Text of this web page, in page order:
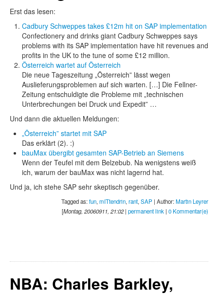
Erst das lesen:
Cadbury Schweppes takes £12m hit on SAP implementation
Confectionery and drinks giant Cadbury Schweppes says
problems with its SAP implementation have hit revenues and
profits in the UK to the tune of some £12 million.
Österreich wartet auf Österreich
Die neue Tageszeitung „Österreich” lässt wegen
Auslieferungsproblemen auf sich warten. […] Die Fellner-
Zeitung entschuldigte die Probleme mit „technischen
Unterbrechungen bei Druck und Expedit” …
Und dann die aktuellen Meldungen:
„Österreich” startet mit SAP
Das erklärt (2). :)
bauMax übergibt gesamten SAP-Betrieb an Siemens
Wenn der Teufel mit dem Belzebub. Na wenigstens weiß
ich, warum der bauMax was nicht lagernd hat.
Und ja, ich stehe SAP sehr skeptisch gegenüber.
Tagged as:fun,mITtendrin,rant,SAP | Author:Martin Leyrer
[Montag, 20060911, 21:02| permanent link | 0 Kommentar(e)
NBA: Charles Barkley,